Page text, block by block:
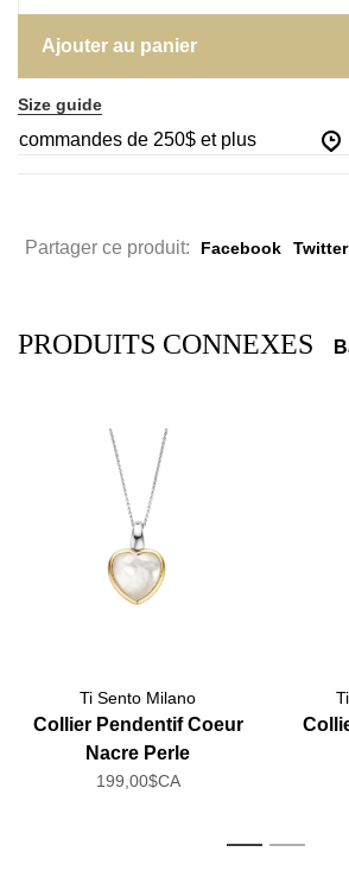
Ajouter au panier
Size guide
de 250$ et plus
Partager ce produit: Facebook Twitter
PRODUITS CONNEXES
Ti Sento Milano
Collier Pendentif Coeur
Nacre Perle
199,00$CA
1 2